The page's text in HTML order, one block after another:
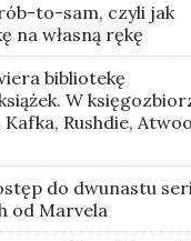
to-sam, czyli jak
na własną rękę
bibliotekę
W
Rushdie,
do dwunastu
od Marvela